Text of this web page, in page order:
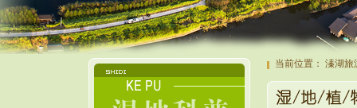
当前位置： 溱湖旅